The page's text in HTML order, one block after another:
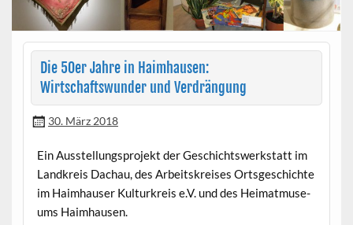
Die 50er Jahre in Haimhausen:
Wirtschaftswunder und Verdrängung
30. März 2018
Ein Ausstel­lung­spro­jekt der Geschichtswerk­statt im
Land­kreis Dachau, des Arbeit­skreis­es Orts­geschichte
im Haimhauser Kul­turkreis e.V. und des Heimat­mu­se­
ums Haimhausen.